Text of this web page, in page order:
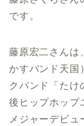
です。
藤原宏二さんは
かすバンド天国
クバンド「たけ
後ヒップホッ
メジャーデビュ